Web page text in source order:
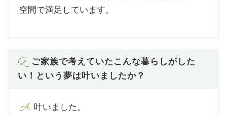
空間で満足しています。
Q. ご家族で考えていたこんな暮らしがした
い！という夢は叶いましたか？
A. 叶いました。